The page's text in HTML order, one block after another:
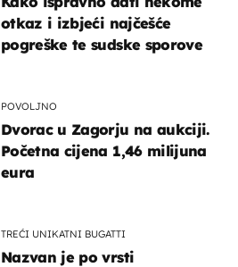
otkaz i izbjeći najčešće
pogreške te sudske sporove
POVOLJNO
Dvorac u Zagorju na aukciji.
Početna cijena 1,46 milijuna
eura
TREĆI UNIKATNI BUGATTI
Nazvan je po vrsti